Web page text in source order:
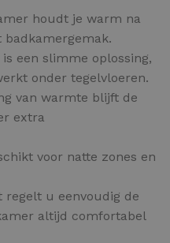
houdt je warm na
badkamergemak.
een slimme oplossing,
onder tegelvloeren.
van warmte blijft de
extra
voor natte zones en
u eenvoudig de
altijd comfortabel